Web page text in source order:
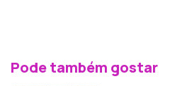
Pode também gostar